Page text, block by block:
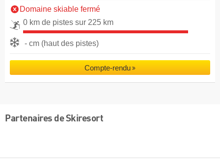
Domaine skiable fermé
0 km de pistes sur 225 km
- cm (haut des pistes)
Compte-rendu
Partenaires de Skiresort